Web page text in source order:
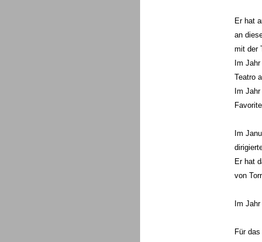
Er hat
an
mit der
Im
Teatro
Im
Im
Er hat
von
Im
Für